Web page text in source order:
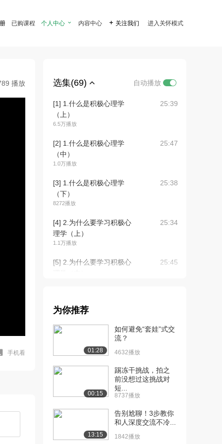
已购课程 个人中心  内容中心  关注我们 进入关怀模式
播放
手机看
选集(69) 自动播放
[1] 1.什么是积极心理学
（上）
6.5万播放
25:39
[2] 1.什么是积极心理学
（中）
1.0万播放
25:47
[3] 1.什么是积极心理学
（下）
8272播放
25:38
[4] 2.为什么要学习积极心
理学（上）
1.1万播放
25:34
[5] 2.为什么要学习积极心
25:45
理学（下）
[7] 3.幸福是一种随机现象
[8] 3.幸福是一种随机现象
27:48
[9] 3.幸福是一种随机现象
3627播放
27:37
为你推荐
01:28
如何避免“套娃”式交
流？
4632播放
00:15
踢冻干挑战，拍之
前没想过这挑战对
短...
8737播放
13:15
告别尬聊！3步教你
和人深度交流不冷...
1842播放